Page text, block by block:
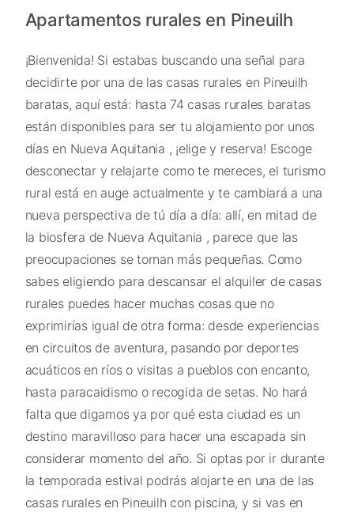
Apartamentos rurales en Pineuilh
¡Bienvenida! Si estabas buscando una señal para
decidirte por una de las casas rurales en Pineuilh
baratas, aquí está: hasta 74 casas rurales baratas
están disponibles para ser tu alojamiento por unos
días en Nueva Aquitania , ¡elige y reserva! Escoge
desconectar y relajarte como te mereces, el turismo
rural está en auge actualmente y te cambiará a una
nueva perspectiva de tú día a día: allí, en mitad de
la biosfera de Nueva Aquitania , parece que las
preocupaciones se tornan más pequeñas. Como
sabes eligiendo para descansar el alquiler de casas
rurales puedes hacer muchas cosas que no
exprimirías igual de otra forma: desde experiencias
en circuitos de aventura, pasando por deportes
acuáticos en ríos o visitas a pueblos con encanto,
hasta paracaidismo o recogida de setas. No hará
falta que digamos ya por qué esta ciudad es un
destino maravilloso para hacer una escapada sin
considerar momento del año. Si optas por ir durante
la temporada estival podrás alojarte en una de las
casas rurales en Pineuilh con piscina, y si vas en